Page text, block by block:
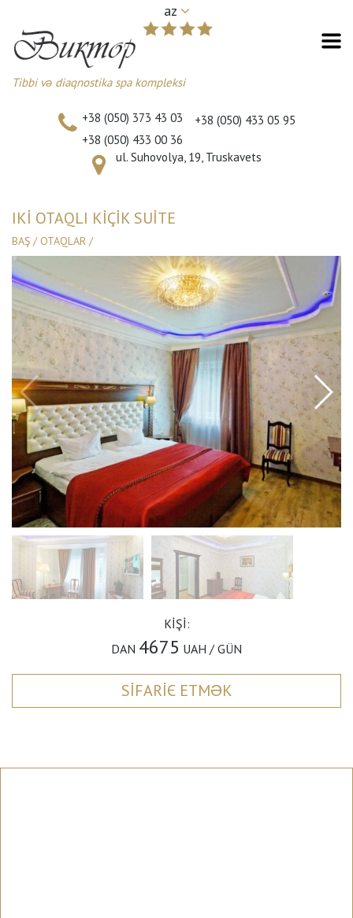
az
Tibbi və diaqnostika spa kompleksi
+38 (050) 373 43 03
+38 (050) 433 00 36
+38 (050) 433 05 95
ul. Suhovolya, 19, Truskavets
IKI OTAQLI KIÇIK SUITE
BAŞ /OTAQLAR /
KIŞI:
DAN 4675 UAH / GÜN
SIFARIЄ ETMƏK